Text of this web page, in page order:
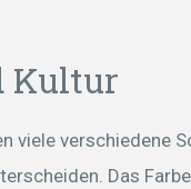
Kultur
viele verschiedene
Das